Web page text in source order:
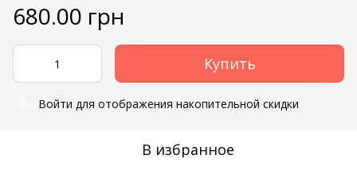
680.00 грн
Купить
Войти для отображения накопительной скидки
В избранное